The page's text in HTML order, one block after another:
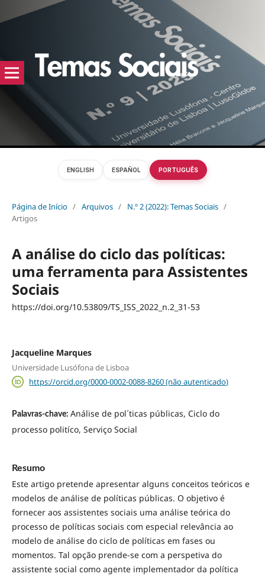
Página de Início / Arquivos / N.º 2 (2022): Temas Sociais /
Artigos
A análise do ciclo das políticas:
uma ferramenta para Assistentes
Sociais
https://doi.org/10.53809/TS_ISS_2022_n.2_31-53
Jacqueline Marques
Universidade Lusófona de Lisboa
https://orcid.org/0000-0002-0088-8260 (não autenticado)
Palavras-chave: Análise de pol´ticas públicas, Ciclo do
processo politíco, Serviço Social
Resumo
Este artigo pretende apresentar alguns conceitos teóricos e
modelos de análise de políticas públicas. O objetivo é
fornecer aos assistentes sociais uma análise teórica do
processo de políticas sociais com especial relevância ao
modelo de análise do ciclo de políticas em fases ou
momentos. Tal opção prende-se com a perspetiva do
assistente social como agente implementador da política
ENGLISH ESPAÑOL PORTUGUÊS